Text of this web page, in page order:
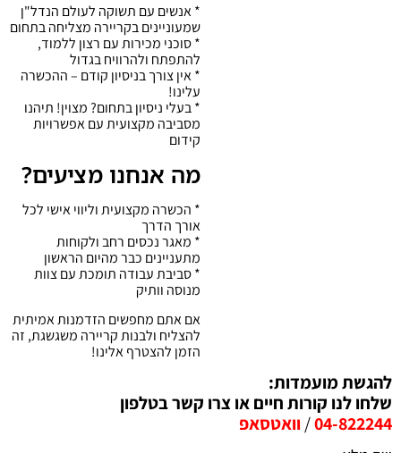
* אנשים עם תשוקה לעולם הנדל"ן
שמעוניינים בקריירה מצליחה בתחום
* סוכני מכירות עם רצון ללמוד,
להתפתח ולהרוויח בגדול
* אין צורך בניסיון קודם – ההכשרה
עלינו!
* בעלי ניסיון בתחום? מצוין! תיהנו
מסביבה מקצועית עם אפשרויות
קידום
מה אנחנו מציעים?
* הכשרה מקצועית וליווי אישי לכל
אורך הדרך
* מאגר נכסים רחב ולקוחות
מתעניינים כבר מהיום הראשון
* סביבת עבודה תומכת עם צוות
מנוסה וותיק
אם אתם מחפשים הזדמנות אמיתית
להצליח ולבנות קריירה משגשגת, זה
הזמן להצטרף אלינו!
להגשת מועמדות:
שלחו לנו קורות חיים או צרו קשר בטלפון
04-822244
/וואטסאפ